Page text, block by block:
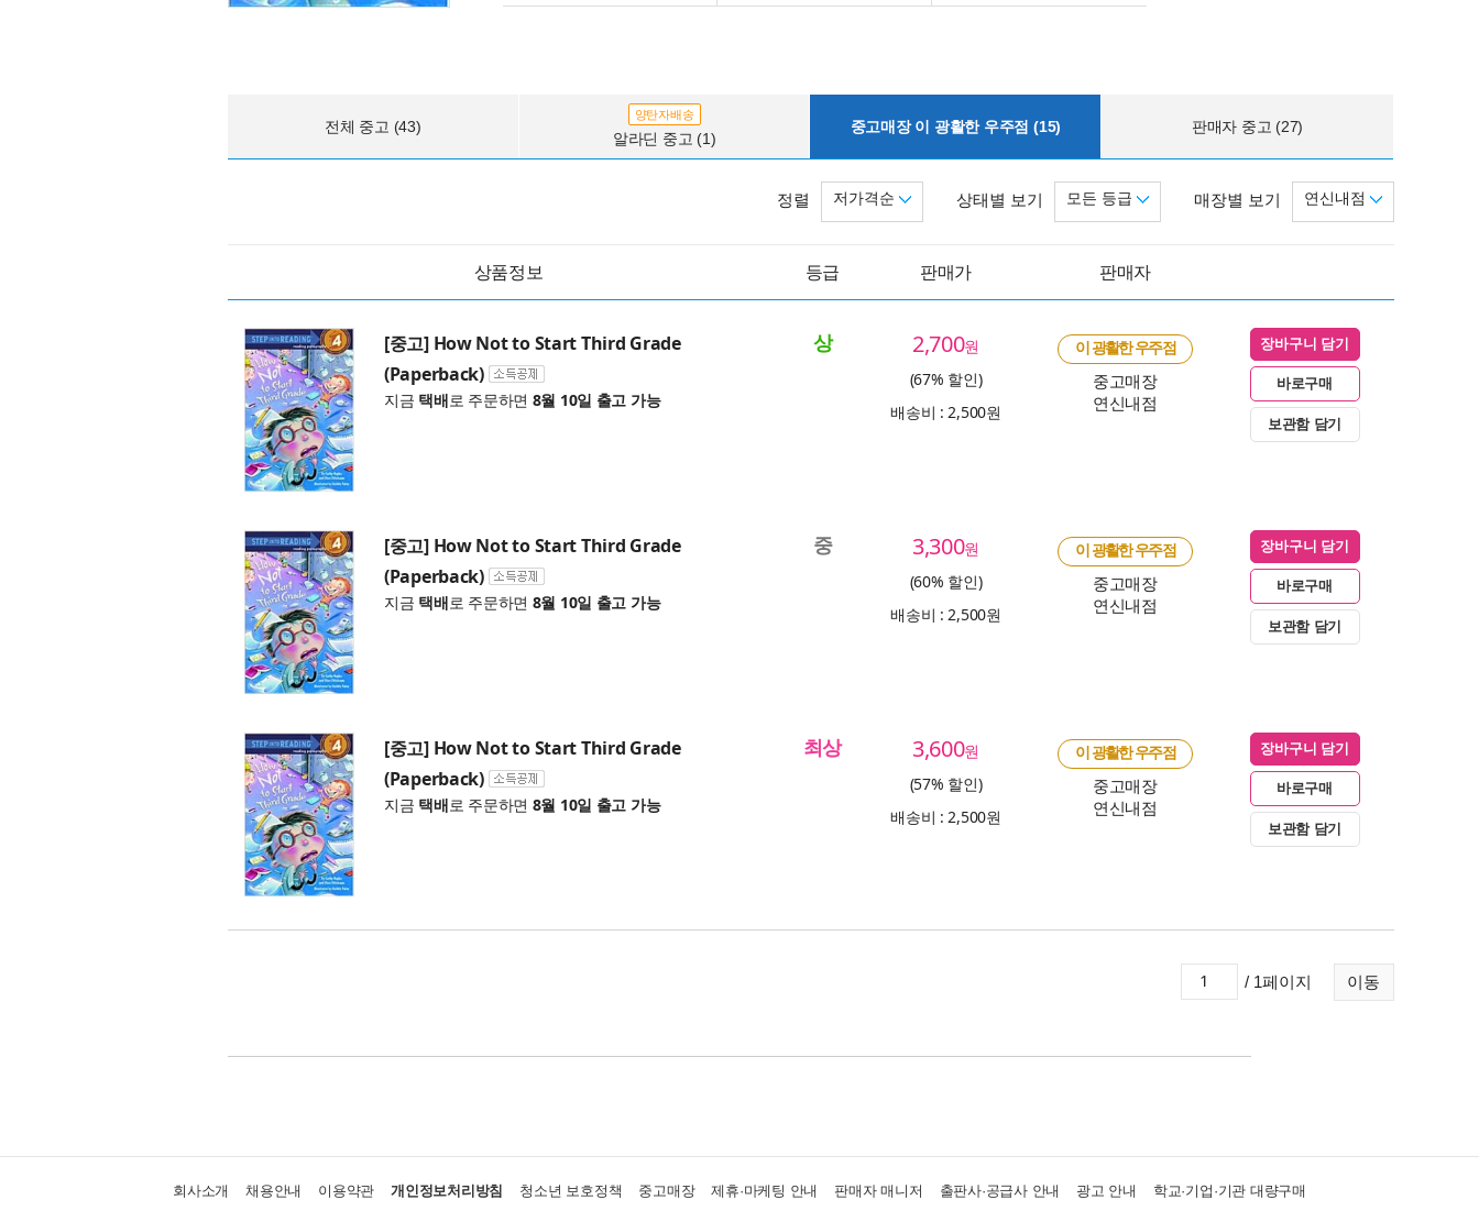
전체 중고 (43)
양탄자배송
알라딘 중고 (1)
중고매장 이 광활한 우주점 (15) 판매자 중고 (27)
매장별 보기 연신내점
상태별 보기 모든 등급
정렬 저가격순
상품정보 등급 판매가 판매자
[중고] How Not to Start Third Grade
(Paperback)
지금 택배로 주문하면 8월 10일 출고 가능
상 2,700원
(67% 할인)
배송비 : 2,500원
이 광활한 우주점
중고매장
연신내점
장바구니 담기
바로구매
보관함 담기
[중고] How Not to Start Third Grade
(Paperback)
지금 택배로 주문하면 8월 10일 출고 가능
중 3,300원
(60% 할인)
배송비 : 2,500원
이 광활한 우주점
중고매장
연신내점
장바구니 담기
바로구매
보관함 담기
[중고] How Not to Start Third Grade
(Paperback)
지금 택배로 주문하면 8월 10일 출고 가능
최상 3,600원
(57% 할인)
배송비 : 2,500원
이 광활한 우주점
중고매장
연신내점
장바구니 담기
바로구매
보관함 담기
이동
/ 1페이지
회사소개 채용안내 이용약관 개인정보처리방침 청소년 보호정책 중고매장 제휴·마케팅 안내 판매자 매니저 출판사·공급사 안내 광고 안내 학교·기업·기관 대량구매